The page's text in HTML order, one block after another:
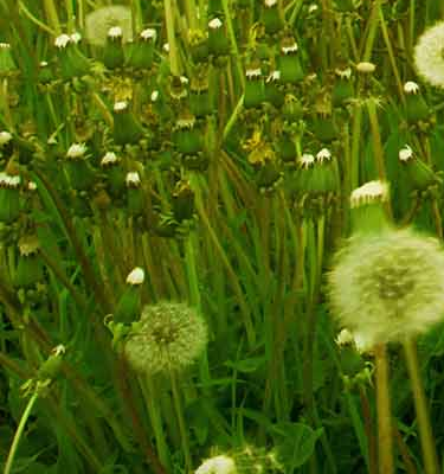
die Glasarche am Lusen-Sommerweg